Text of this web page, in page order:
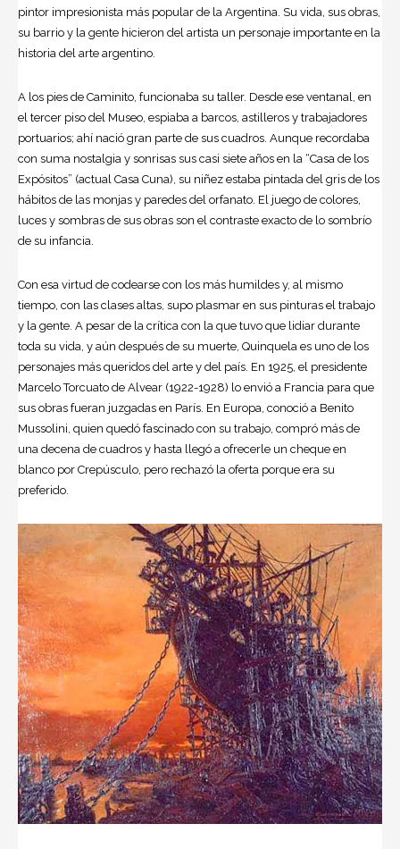
pintor impresionista más popular de la Argentina. Su vida, sus obras,
su barrio y la gente hicieron del artista un personaje importante en la
historia del arte argentino.
A los pies de Caminito, funcionaba su taller. Desde ese ventanal, en
el tercer piso del Museo, espiaba a barcos, astilleros y trabajadores
portuarios; ahí nació gran parte de sus cuadros. Aunque recordaba
con suma nostalgia y sonrisas sus casi siete años en la “Casa de los
Expósitos” (actual Casa Cuna), su niñez estaba pintada del gris de los
hábitos de las monjas y paredes del orfanato. El juego de colores,
luces y sombras de sus obras son el contraste exacto de lo sombrío
de su infancia.
Con esa virtud de codearse con los más humildes y, al mismo
tiempo, con las clases altas, supo plasmar en sus pinturas el trabajo
y la gente. A pesar de la crítica con la que tuvo que lidiar durante
toda su vida, y aún después de su muerte, Quinquela es uno de los
personajes más queridos del arte y del país. En 1925, el presidente
Marcelo Torcuato de Alvear (1922-1928) lo envió a Francia para que
sus obras fueran juzgadas en París. En Europa, conoció a Benito
Mussolini, quien quedó fascinado con su trabajo, compró más de
una decena de cuadros y hasta llegó a ofrecerle un cheque en
blanco por Crepúsculo, pero rechazó la oferta porque era su
preferido.